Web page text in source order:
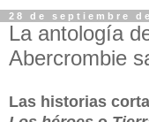
28 de septiembre
La antología
Abercrombie
Las historias